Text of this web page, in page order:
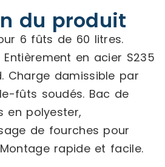
du produit
6 fûts de 60 litres.
en acier S235
Charge damissible par
fûts soudés. Bac de
en polyester,
de fourches pour
rapide et facile.